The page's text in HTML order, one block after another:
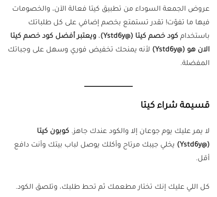
عروض الجمعة السوداء من تطبيق كيتا فعالة الآن، والخصومات
فيها ما تفوّت! تقدر تستمتع بخصم إضافي على كل طلباتك
باستخدام كود خصم كيتا (@Ystd6y) ، ويعتبر أفضل كود خصم كيتا
الان هو (@Ystd6y)
لأنه يمنحك تخفيض فوري وسهل على وجباتك
المفضلة.
قسيمة شراء كيتا
لا يمر عليك يوم جوعان إلا والكود عندك جاهز. كوبون كيتا
(@Ystd6y)
يخلي جيبك مرتاح وأكلك يوصل لباب بيتك وأنت دافع
أقل.
كل اللي عليك إنك تختار مطعمك ثم تحط طلبك، وتلصق الكود.